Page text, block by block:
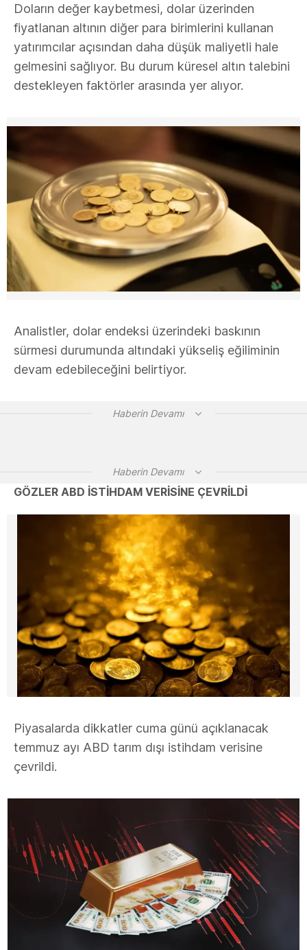
Doların değer kaybetmesi, dolar üzerinden
fiyatlanan altının diğer para birimlerini kullanan
yatırımcılar açısından daha düşük maliyetli hale
gelmesini sağlıyor. Bu durum küresel altın talebini
destekleyen faktörler arasında yer alıyor.
Analistler, dolar endeksi üzerindeki baskının
sürmesi durumunda altındaki yükseliş eğiliminin
devam edebileceğini belirtiyor.
Haberin Devamı
Haberin Devamı
GÖZLER ABD İSTİHDAM VERİSİNE ÇEVRİLDİ
Piyasalarda dikkatler cuma günü açıklanacak
temmuz ayı ABD tarım dışı istihdam verisine
çevrildi.